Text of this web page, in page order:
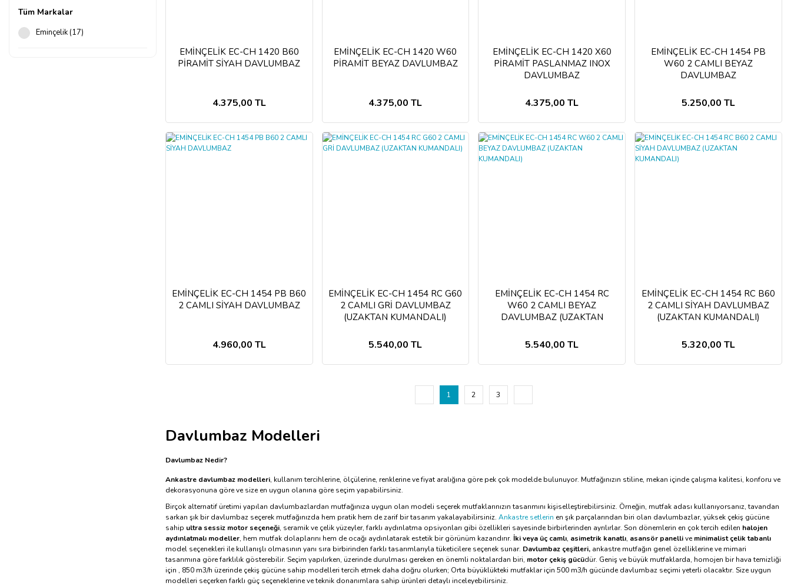
Tüm Markalar
Eminçelik (17)
EMİNÇELİK EC-CH 1420 B60
PİRAMİT SİYAH DAVLUMBAZ
4.375,00 TL
EMİNÇELİK EC-CH 1420 W60
PİRAMİT BEYAZ DAVLUMBAZ
4.375,00 TL
EMİNÇELİK EC-CH 1420 X60
PİRAMİT PASLANMAZ INOX
DAVLUMBAZ
4.375,00 TL
EMİNÇELİK EC-CH 1454 PB
W60 2 CAMLI BEYAZ
DAVLUMBAZ
5.250,00 TL
EMİNÇELİK EC-CH 1454 PB B60
2 CAMLI SİYAH DAVLUMBAZ
4.960,00 TL
EMİNÇELİK EC-CH 1454 RC G60
2 CAMLI GRİ DAVLUMBAZ
(UZAKTAN KUMANDALI)
5.540,00 TL
EMİNÇELİK EC-CH 1454 RC
W60 2 CAMLI BEYAZ
DAVLUMBAZ (UZAKTAN
5.540,00 TL
EMİNÇELİK EC-CH 1454 RC B60
2 CAMLI SİYAH DAVLUMBAZ
(UZAKTAN KUMANDALI)
5.320,00 TL
1 2 3
Davlumbaz Modelleri
Davlumbaz Nedir?
Ankastre davlumbaz modelleri, kullanım tercihlerine, ölçülerine, renklerine ve fiyat aralığına göre pek çok modelde bulunuyor. Mutfağınızın stiline, mekan içinde çalışma kalitesi, konforu ve
dekorasyonuna göre ve size en uygun olanına göre seçim yapabilirsiniz.
Birçok alternatif üretimi yapılan davlumbazlardan mutfağınıza uygun olan modeli seçerek mutfaklarınızın tasarımını kişiselleştirebilirsiniz. Örneğin, mutfak adası kullanıyorsanız, tavandan
sarkan şık bir davlumbaz seçerek mutfağınızda hem pratik hem de zarif bir tasarım yakalayabilirsiniz. Ankastre setlerin en şık parçalarından biri olan davlumbazlar, yüksek çekiş gücüne
sahip ultra sessiz motor seçeneği, seramik ve çelik yüzeyler, farklı aydınlatma opsiyonları gibi özellikleri sayesinde birbirlerinden ayrılırlar. Son dönemlerin en çok tercih edilen halojen
aydınlatmalı modeller, hem mutfak dolaplarını hem de ocağı aydınlatarak estetik bir görünüm kazandırır. İki veya üç camlı, asimetrik kanatlı, asansör panelliveminimalist çelik tabanlı
model seçenekleri ile kullanışlı olmasının yanı sıra birbirinden farklı tasarımlarıyla tüketicilere seçenek sunar. Davlumbaz çeşitleri,ankastre mutfağın genel özelliklerine ve mimari
tasarımına göre farklılık gösterebilir. Seçim yapılırken, üzerinde durulması gereken en önemli noktalardan biri, motor çekiş gücüdür. Geniş ve büyük mutfaklarda, homojen bir hava temizliği
için , 850 m3/h üzerinde çekiş gücüne sahip modelleri tercih etmek daha doğru olurken; Orta büyüklükteki mutfaklar için 500 m3/h gücünde davlumbaz seçimi yeterli olacaktır. Size uygun
modelleri seçerken farklı güç seçeneklerine ve teknik donanımlara sahip ürünleri detaylı inceleyebilirsiniz.